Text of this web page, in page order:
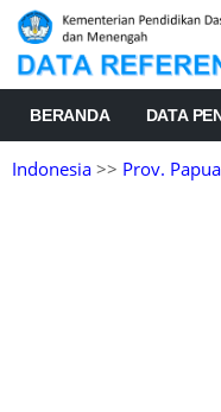
BERANDA DATA
Indonesia >> Prov. Papua